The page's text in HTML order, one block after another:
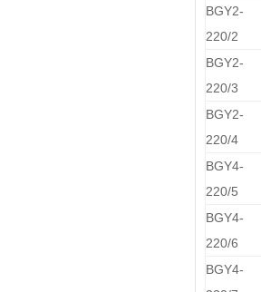
BGY2-
220/2
BGY2-
220/3
BGY2-
220/4
BGY4-
220/5
BGY4-
220/6
BGY4-